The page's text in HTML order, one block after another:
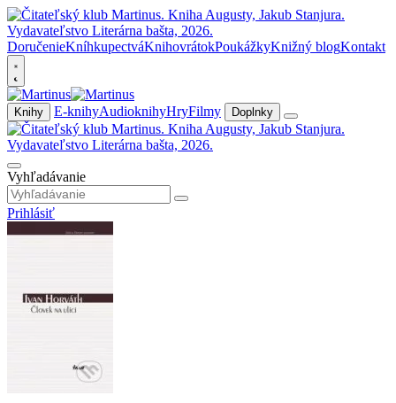
DoručenieKníhkupectváKnihovrátokPoukážkyKnižný blogKontakt
Knihy E-knihyAudioknihyHryFilmy Doplnky
Vyhľadávanie
Prihlásiť